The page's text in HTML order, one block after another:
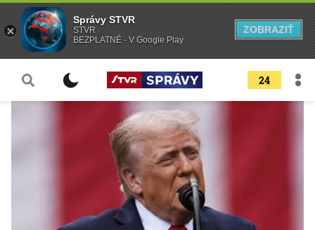
24
Správy STVR
STVR
BEZPLATNÉ - V Google Play
ZOBRAZIŤ